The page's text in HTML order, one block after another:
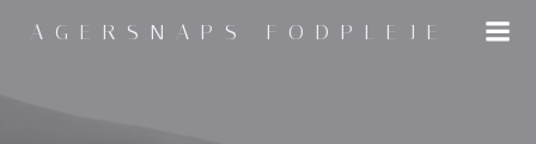
til
AGERSNAPS FODPLEJE